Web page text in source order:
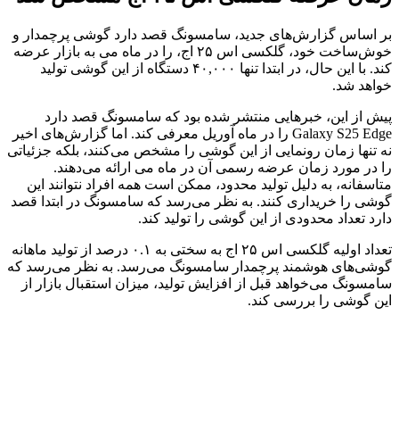
بر اساس گزارش‌های جدید، سامسونگ قصد دارد گوشی پرچمدار و
خوش‌ساخت خود، گلکسی اس ۲۵ اج، را در ماه می به بازار عرضه
کند. با این حال، در ابتدا تنها ۴۰,۰۰۰ دستگاه از این گوشی تولید
خواهد شد.
پیش از این، خبرهایی منتشر شده بود که سامسونگ قصد دارد
Galaxy S25 Edge را در ماه آوریل معرفی کند. اما گزارش‌های اخیر
نه تنها زمان رونمایی از این گوشی را مشخص می‌کنند، بلکه جزئیاتی
را در مورد زمان عرضه رسمی آن در ماه می ارائه می‌دهند.
متاسفانه، به دلیل تولید محدود، ممکن است همه افراد نتوانند این
گوشی را خریداری کنند. به نظر می‌رسد که سامسونگ در ابتدا قصد
دارد تعداد محدودی از این گوشی را تولید کند.
تعداد اولیه گلکسی اس ۲۵ اج به سختی به ۰.۱ درصد از تولید ماهانه
گوشی‌های هوشمند پرچمدار سامسونگ می‌رسد. به نظر می‌رسد که
سامسونگ می‌خواهد قبل از افزایش تولید، میزان استقبال بازار از
این گوشی را بررسی کند.